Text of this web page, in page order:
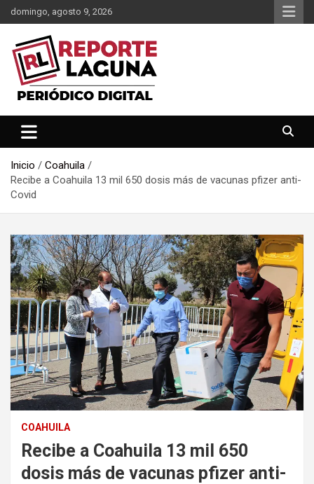
Saltar
al
contenido
domingo, agosto 9, 2026
Reporte Laguna
Inicio
Coahuila
Recibe a Coahuila 13 mil 650 dosis más de vacunas pfizer anti-
Covid
COAHUILA
Recibe a Coahuila 13 mil 650
dosis más de vacunas pfizer anti-